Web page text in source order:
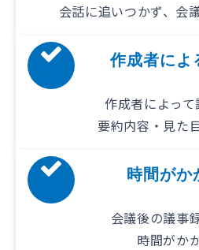
会話に追いつかず、会
作成者によ
作成者によって
要約内容・見た
時間がか
会議後の議事
時間がか